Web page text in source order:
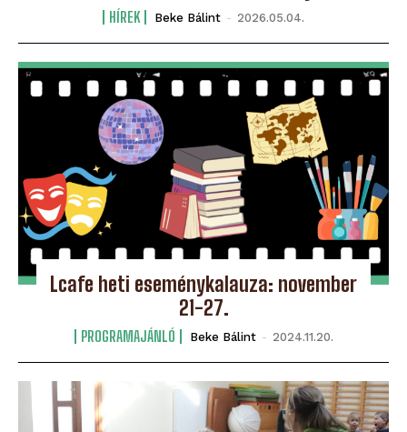
HÍREK Beke Bálint - 2026.05.04.
Lcafe heti eseménykalauza: november
21-27.
PROGRAMAJÁNLÓ Beke Bálint - 2024.11.20.